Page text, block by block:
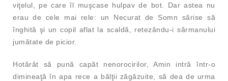
viţelul, pe care îl muşcase hulpav de bot. Dar astea nu
erau de cele mai rele: un Necurat de Somn sărise să
înghită şi un copil aflat la scaldă, retezându-i sărmanului
jumătate de picior.
Hotărât să pună capăt nenorocirilor, Amin intră într-o
dimineaţă în apa rece a bălţii zăgăzuite, să dea de urma